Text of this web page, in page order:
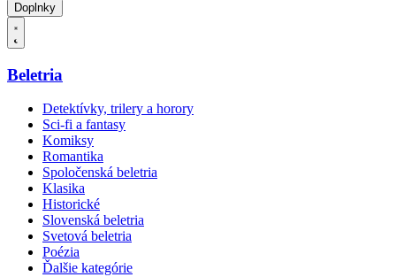
Doplnky
Beletria
Detektívky, trilery a horory
Sci-fi a fantasy
Komiksy
Romantika
Spoločenská beletria
Klasika
Historické
Slovenská beletria
Svetová beletria
Poézia
Ďalšie kategórie